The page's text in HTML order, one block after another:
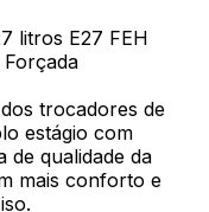
litros E27 FEH
Forçada
trocadores de
estágio com
de qualidade da
mais conforto e